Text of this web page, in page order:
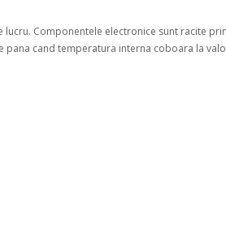
Componentele electronice sunt racite
cand temperatura interna coboara la